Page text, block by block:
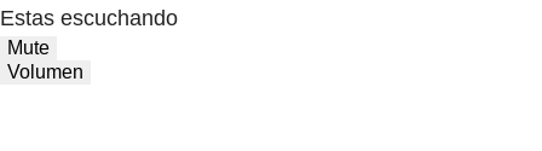
Estas escuchando
Mute
Volumen